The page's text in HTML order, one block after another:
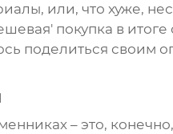
или, что хуже,
покупка в
поделиться своим
– это,